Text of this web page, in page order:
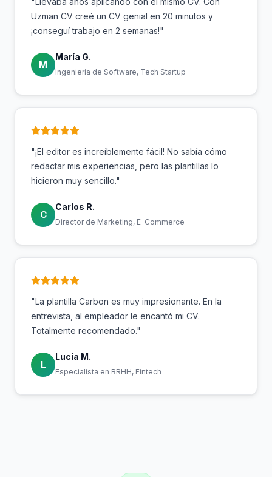
Uzman CV creé un CV genial en 20 minutos y
¡conseguí trabajo en 2 semanas!"
M
María G.
Ingeniería de Software, Tech Startup
"¡El editor es increíblemente fácil! No sabía cómo
redactar mis experiencias, pero las plantillas lo
hicieron muy sencillo."
C
Carlos R.
Director de Marketing, E-Commerce
"La plantilla Carbon es muy impresionante. En la
entrevista, al empleador le encantó mi CV.
Totalmente recomendado."
L
Lucía M.
Especialista en RRHH, Fintech